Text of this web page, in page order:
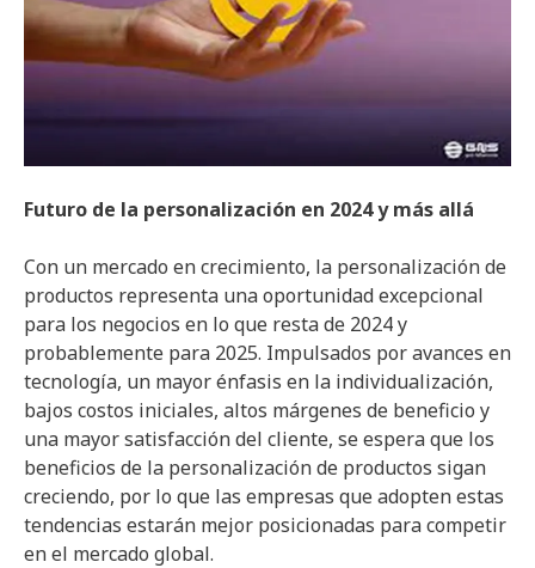
Futuro de la personalización en 2024 y más allá
Con un mercado en crecimiento, la personalización de
productos representa una oportunidad excepcional
para los negocios en lo que resta de 2024 y
probablemente para 2025. Impulsados por avances en
tecnología, un mayor énfasis en la individualización,
bajos costos iniciales, altos márgenes de beneficio y
una mayor satisfacción del cliente, se espera que los
beneficios de la personalización de productos sigan
creciendo, por lo que las empresas que adopten estas
tendencias estarán mejor posicionadas para competir
en el mercado global.